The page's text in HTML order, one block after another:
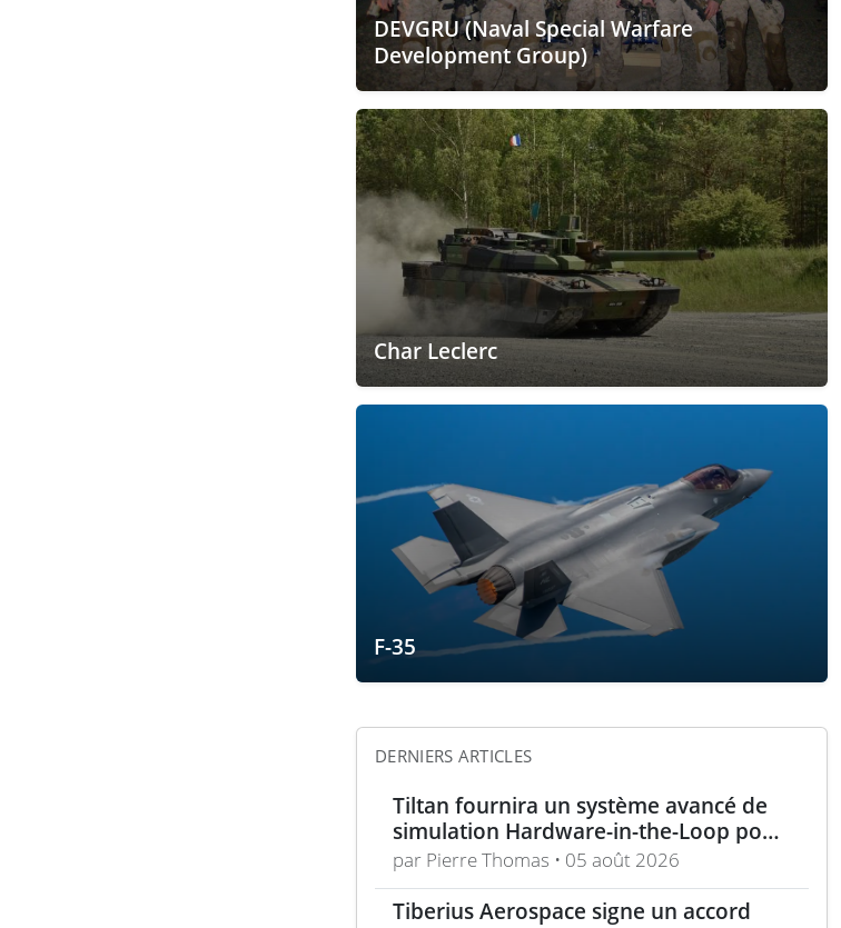
DEVGRU (Naval Special Warfare
Development Group)
Char Leclerc
F-35
DERNIERS ARTICLES
Tiltan fournira un système avancé de
simulation Hardware-in-the-Loop pour
un programme électro-optique IR
unique
par Pierre Thomas • 05 août 2026
Tiberius Aerospace signe un accord